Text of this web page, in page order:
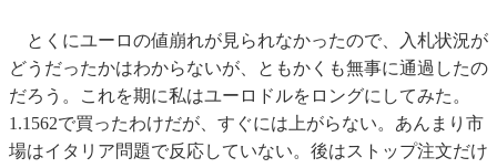
とくにユーロの値崩れが見られなかったので、入札状況が
どうだったかはわからないが、ともかくも無事に通過したの
だろう。これを期に私はユーロドルをロングにしてみた。
1.1562で買ったわけだが、すぐには上がらない。あんまり市
場はイタリア問題で反応していない。後はストップ注文だけ